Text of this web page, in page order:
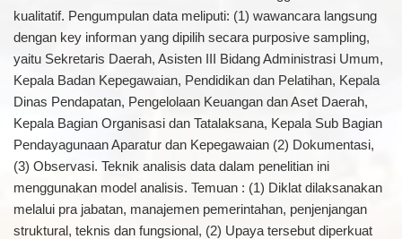
kualitatif. Pengumpulan data meliputi: (1) wawancara langsung
dengan key informan yang dipilih secara purposive sampling,
yaitu Sekretaris Daerah, Asisten III Bidang Administrasi Umum,
Kepala Badan Kepegawaian, Pendidikan dan Pelatihan, Kepala
Dinas Pendapatan, Pengelolaan Keuangan dan Aset Daerah,
Kepala Bagian Organisasi dan Tatalaksana, Kepala Sub Bagian
Pendayagunaan Aparatur dan Kepegawaian (2) Dokumentasi,
(3) Observasi. Teknik analisis data dalam penelitian ini
menggunakan model analisis. Temuan : (1) Diklat dilaksanakan
melalui pra jabatan, manajemen pemerintahan, penjenjangan
struktural, teknis dan fungsional, (2) Upaya tersebut diperkuat